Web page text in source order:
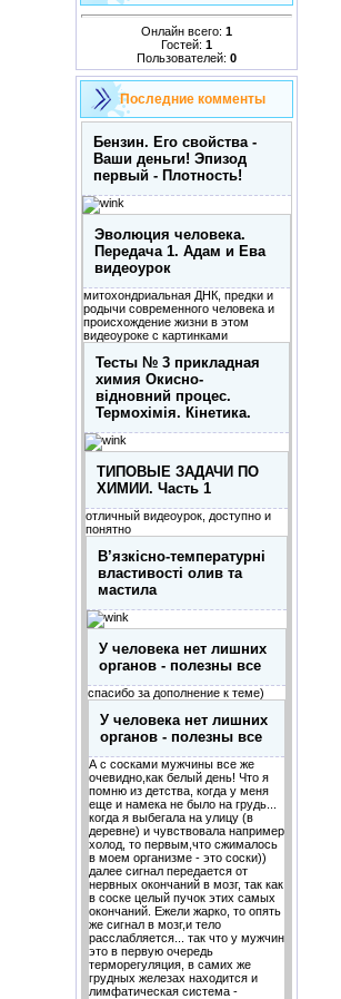
Онлайн всего: 1
Гостей: 1
Пользователей: 0
Последние комменты
Бензин. Его свойства -
Ваши деньги! Эпизод
первый - Плотность!
Эволюция человека.
Передача 1. Адам и Ева
видеоурок
митохондриальная ДНК, предки и
родычи современного человека и
происхождение жизни в этом
видеоуроке с картинками
Тесты № 3 прикладная
химия Окисно-
відновний процес.
Термохімія. Кінетика.
ТИПОВЫЕ ЗАДАЧИ ПО
ХИМИИ. Часть 1
отличный видеоурок, доступно и
понятно
В’язкісно-температурні
властивості олив та
мастила
У человека нет лишних
органов - полезны все
спасибо за дополнение к теме)
У человека нет лишних
органов - полезны все
А с сосками мужчины все же
очевидно,как белый день! Что я
помню из детства, когда у меня
еще и намека не было на грудь...
когда я выбегала на улицу (в
деревне) и чувствовала например
холод, то первым,что сжималось
в моем организме - это соски))
далее сигнал передается от
нервных окончаний в мозг, так как
в соске целый пучок этих самых
окончаний. Ежели жарко, то опять
же сигнал в мозг,и тело
расслабляется... так что у мужчин
это в первую очередь
терморегуляция, в самих же
грудных железах находится и
лимфатическая система -